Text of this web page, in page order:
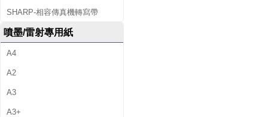
SHARP-相容傳真機轉寫帶
噴墨/雷射專用紙
A4
A2
A3
A3+